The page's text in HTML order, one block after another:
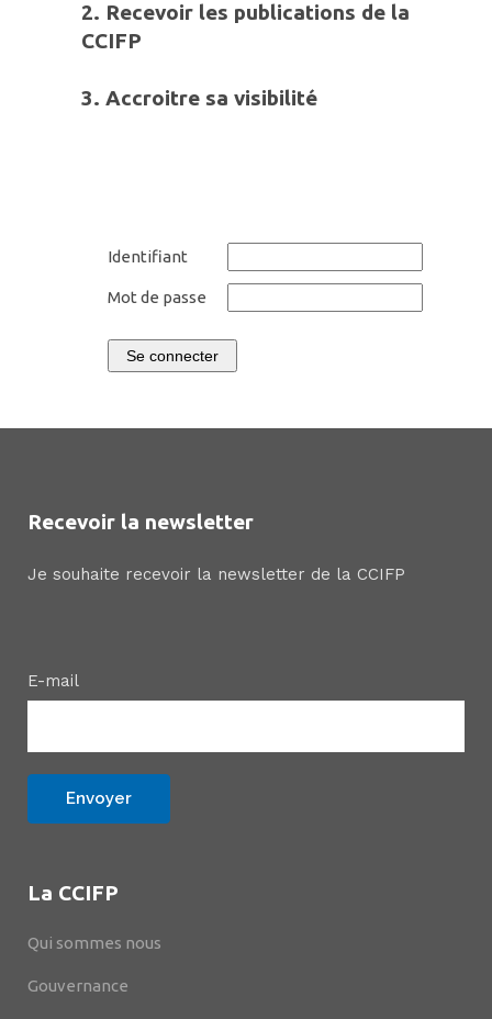
2. Recevoir les publications de la
CCIFP
3. Accroitre sa visibilité
Identifiant
Mot de passe
Se connecter
Recevoir la newsletter
Je souhaite recevoir la newsletter de la CCIFP
E-mail
La CCIFP
Qui sommes nous
Gouvernance